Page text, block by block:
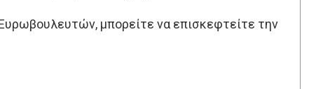
μπορείτε να επισκεφτείτε την